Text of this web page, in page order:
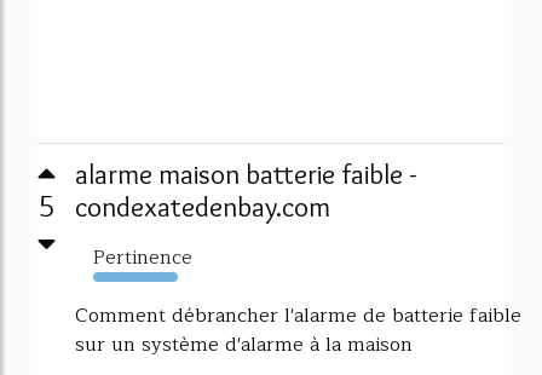
5
alarme maison batterie faible -
condexatedenbay.com
Pertinence
10241%
Comment débrancher l'alarme de batterie faible
sur un système d'alarme à la maison